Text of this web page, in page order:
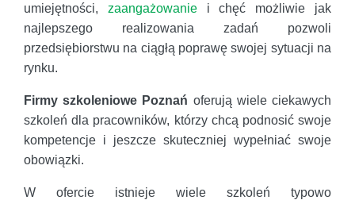
umiejętności, zaangażowaniei chęć możliwie jak
najlepszego realizowania zadań pozwoli
przedsiębiorstwu na ciągłą poprawę swojej sytuacji na
rynku.
Firmy szkoleniowe Poznań oferują wiele ciekawych
szkoleń dla pracowników, którzy chcą podnosić swoje
kompetencje i jeszcze skuteczniej wypełniać swoje
obowiązki.
W ofercie istnieje wiele szkoleń typowo